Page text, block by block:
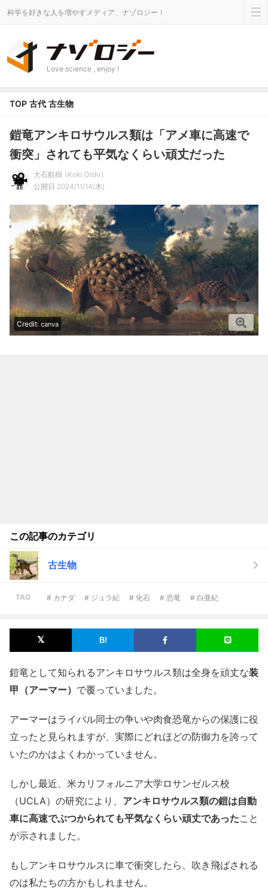
科学を好きな人を増やすメディア、ナゾロジー！
Love science , enjoy !
TOP 古代 古生物
鎧竜アンキロサウルス類は「アメ車に高速で
衝突」されても平気なくらい頑丈だった
大石航樹
Koki Oishi
公開日 2024/11/14(木)
Credit: canva
この記事のカテゴリ
古生物
TAG # カナダ # ジュラ紀 # 化石 # 恐竜 # 白亜紀
鎧竜として知られるアンキロサウルス類は全身を頑丈な装
甲（アーマー） で覆っていました。
アーマーはライバル同士の争いや肉食恐竜からの保護に役
立ったと見られますが、実際にどれほどの防御力を誇って
いたのかはよくわかっていません。
しかし最近、米カリフォルニア大学ロサンゼルス校
（UCLA）の研究により、 アンキロサウルス類の鎧は自動
車に高速でぶつかられても平気なくらい頑丈であったこと
が示されました。
もしアンキロサウルスに車で衝突したら、吹き飛ばされる
のは私たちの方かもしれません。